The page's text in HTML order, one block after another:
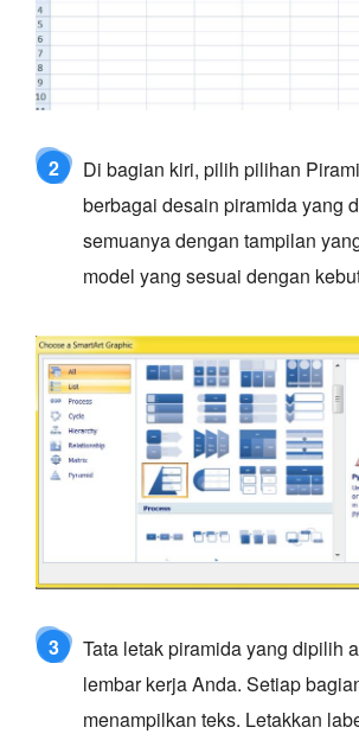
2
Di bagian kiri, pilih pilihan
berbagai desain piramida yang
semuanya dengan tampilan
model yang sesuai dengan
3
Tata letak piramida yang dipilih
lembar kerja Anda. Setiap
menampilkan teks. Letakkan